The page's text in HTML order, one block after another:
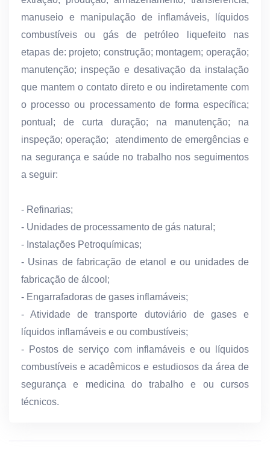
manuseio e manipulação de inflamáveis, líquidos
combustíveis ou gás de petróleo liquefeito nas
etapas de: projeto; construção; montagem; operação;
manutenção; inspeção e desativação da instalação
que mantem o contato direto e ou indiretamente com
o processo ou processamento de forma específica;
pontual; de curta duração; na manutenção; na
inspeção; operação; atendimento de emergências e
na segurança e saúde no trabalho nos seguimentos
a seguir:
- Refinarias;
- Unidades de processamento de gás natural;
- Instalações Petroquímicas;
- Usinas de fabricação de etanol e ou unidades de
fabricação de álcool;
- Engarrafadoras de gases inflamáveis;
- Atividade de transporte dutoviário de gases e
líquidos inflamáveis e ou combustíveis;
- Postos de serviço com inflamáveis e ou líquidos
combustíveis e acadêmicos e estudiosos da área de
segurança e medicina do trabalho e ou cursos
técnicos.